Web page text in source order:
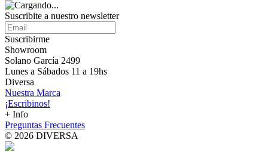
Suscribite a nuestro newsletter
Suscribirme
Showroom
Solano García 2499
Lunes a Sábados 11 a 19hs
Diversa
Nuestra Marca
¡Escribinos!
+ Info
Preguntas Frecuentes
© 2026 DIVERSA